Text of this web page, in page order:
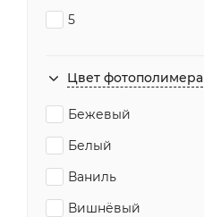
5
Цвет фотополимера
Бежевый
Белый
Ваниль
Вишнёвый